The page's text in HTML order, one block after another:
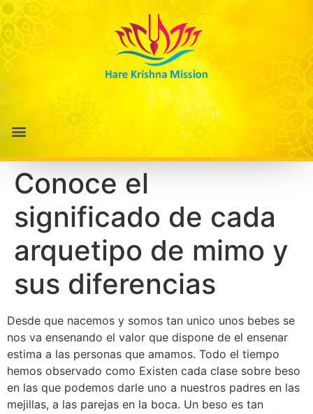
Conoce el
significado de cada
arquetipo de mimo y
sus diferencias
Desde que nacemos y somos tan unico unos bebes se
nos va ensenando el valor que dispone de el ensenar
estima a las personas que amamos. Todo el tiempo
hemos observado como Existen cada clase sobre beso
en las que podemos darle uno a nuestros padres en las
mejillas, a las parejas en la boca. Un beso es tan